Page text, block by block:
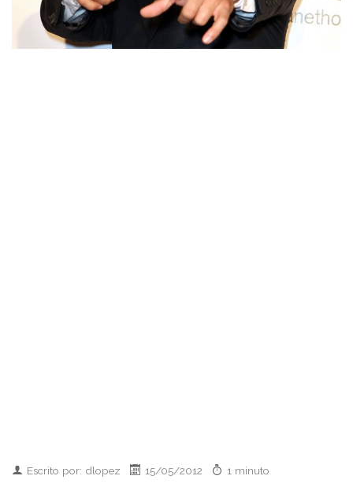
Escrito por: dlopez 15/05/2012 1 minuto